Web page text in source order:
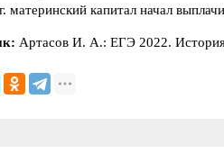
материнский капитал начал
Артасов И. А.: ЕГЭ 2022.